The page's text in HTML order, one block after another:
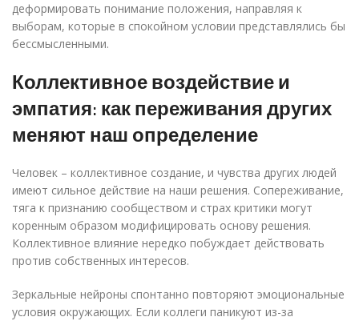
деформировать понимание положения, направляя к
выборам, которые в спокойном условии представлялись бы
бессмысленными.
Коллективное воздействие и
эмпатия: как переживания других
меняют наш определение
Человек – коллективное создание, и чувства других людей
имеют сильное действие на наши решения. Сопереживание,
тяга к признанию сообществом и страх критики могут
коренным образом модифицировать основу решения.
Коллективное влияние нередко побуждает действовать
против собственных интересов.
Зеркальные нейроны спонтанно повторяют эмоциональные
условия окружающих. Если коллеги паникуют из-за